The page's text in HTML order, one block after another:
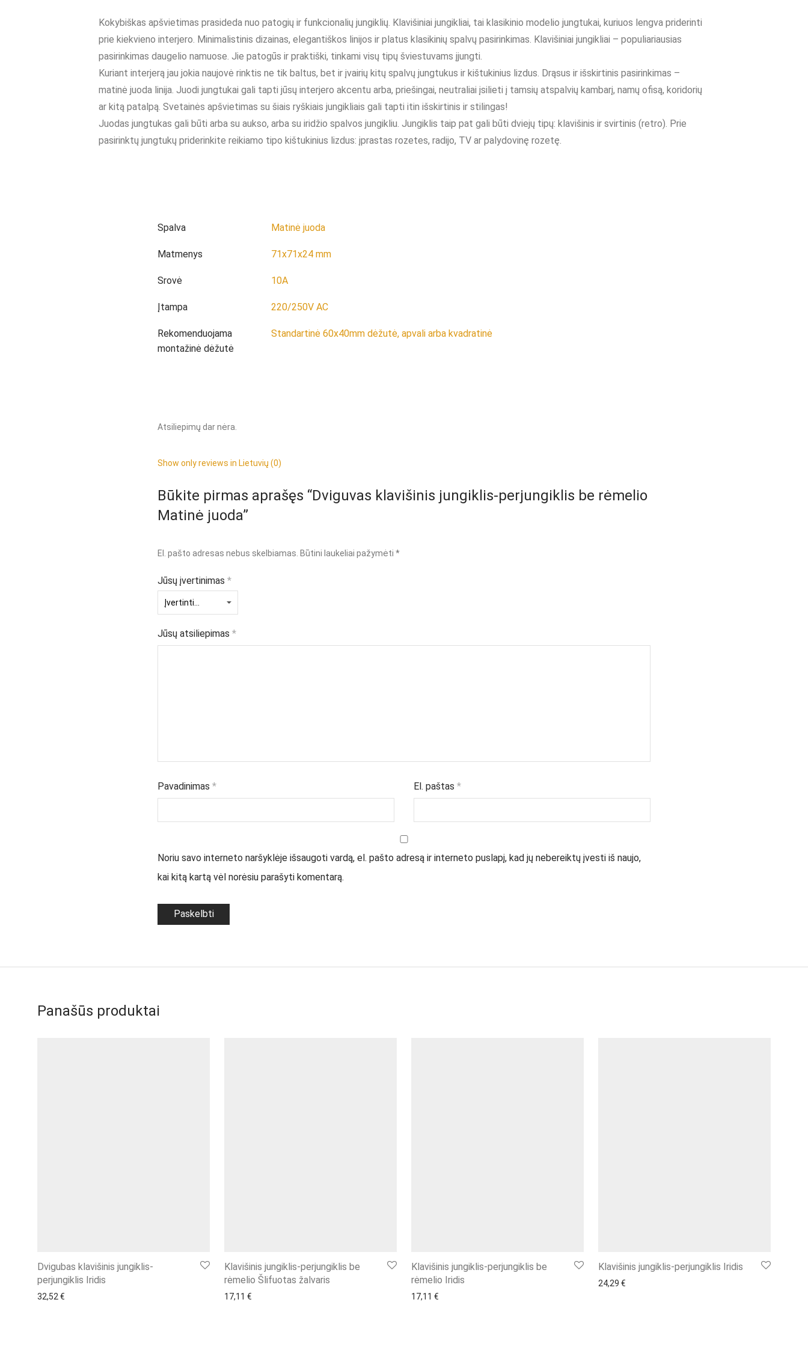
Kokybiškas apšvietimas prasideda nuo patogių ir funkcionalių jungiklių. Klavišiniai jungikliai, tai klasikinio modelio jungtukai, kuriuos lengva priderinti
prie kiekvieno interjero. Minimalistinis dizainas, elegantiškos linijos ir platus klasikinių spalvų pasirinkimas. Klavišiniai jungikliai – populiariausias
pasirinkimas daugelio namuose. Jie patogūs ir praktiški, tinkami visų tipų šviestuvams įjungti.
Kuriant interjerą jau jokia naujovė rinktis ne tik baltus, bet ir įvairių kitų spalvų jungtukus ir kištukinius lizdus. Drąsus ir išskirtinis pasirinkimas –
matinė juoda linija. Juodi jungtukai gali tapti jūsų interjero akcentu arba, priešingai, neutraliai įsilieti į tamsių atspalvių kambarį, namų ofisą, koridorių
ar kitą patalpą. Svetainės apšvietimas su šiais ryškiais jungikliais gali tapti itin išskirtinis ir stilingas!
Juodas jungtukas gali būti arba su aukso, arba su iridžio spalvos jungikliu. Jungiklis taip pat gali būti dviejų tipų: klavišinis ir svirtinis (retro). Prie
pasirinktų jungtukų priderinkite reikiamo tipo kištukinius lizdus: įprastas rozetes, radijo, TV ar palydovinę rozetę.
Spalva Matinė juoda
Matmenys 71x71x24 mm
Srovė 10A
Įtampa 220/250V AC
Rekomenduojama
montažinė dėžutė
Standartinė 60x40mm dėžutė, apvali arba kvadratinė
Atsiliepimų dar nėra.
Show only reviews in Lietuvių (0)
Būkite pirmas aprašęs “Dviguvas klavišinis jungiklis-perjungiklis be rėmelio
Matinė juoda”
El. pašto adresas nebus skelbiamas. Būtini laukeliai pažymėti *
Jūsų įvertinimas *
Jūsų atsiliepimas *
Pavadinimas * El. paštas*
Noriu savo interneto naršyklėje išsaugoti vardą, el. pašto adresą ir interneto puslapį, kad jų nebereiktų įvesti iš naujo,
kai kitą kartą vėl norėsiu parašyti komentarą.
Panašūs produktai
Dvigubas klavišinis jungiklis-
perjungiklis Iridis
32,52 €
Klavišinis jungiklis-perjungiklis be
rėmelio Šlifuotas žalvaris
17,11 €
Klavišinis jungiklis-perjungiklis be
rėmelio Iridis
17,11 €
Klavišinis jungiklis-perjungiklis Iridis
24,29 €